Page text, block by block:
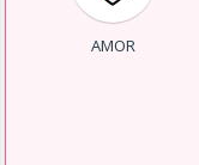
AMOR